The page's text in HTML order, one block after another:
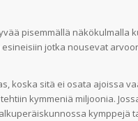
pisemmällä näkökulmalla
jotka nousevat
koska sitä ei osata ajoissa
kymmeniä miljoonia.
kymppejä